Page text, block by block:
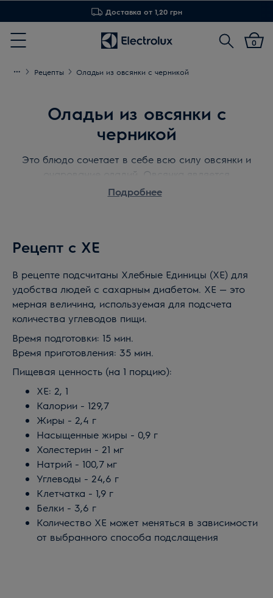
Доставка от 1,20 грн
Menu
Поиск 0
Рецепты Оладьи из овсянки с черникой
Оладьи из овсянки с
черникой
Это блюдо сочетает в себе всю силу овсянки и
очарование оладий. Овсянка является
фактически одним из лучших продуктов для
Подробнее
Рецепт с ХЕ
В рецепте подсчитаны Хлебные Единицы (ХЕ) для
удобства людей с сахарным диабетом. ХЕ — это
мерная величина, используемая для подсчета
количества углеводов пищи.
Время подготовки: 15 мин.
Время приготовления: 35 мин.
Пищевая ценность (на 1 порцию):
ХЕ: 2, 1
Калории - 129,7
Жиры - 2,4 г
Насыщенные жиры - 0,9 г
Холестерин - 21 мг
Натрий - 100,7 мг
Углеводы - 24,6 г
Клетчатка - 1,9 г
Белки - 3,6 г
Количество ХЕ может меняться в зависимости
от выбранного способа подслащения